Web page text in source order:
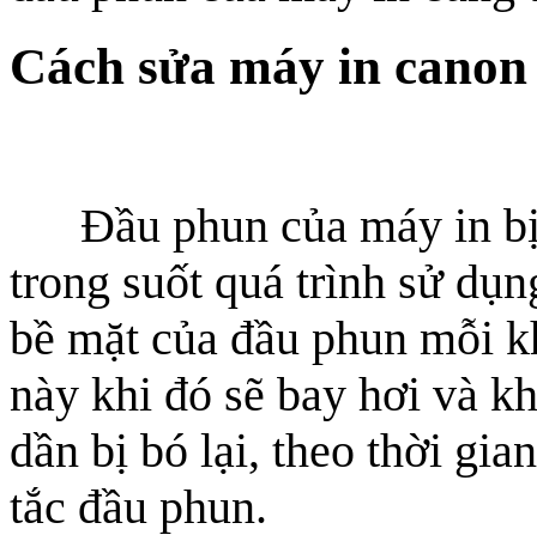
Cách sửa máy in
Đầu phun của máy in
trong suốt quá trình sử
bề mặt của đầu phun mỗi
này khi đó sẽ bay hơi và
dần bị bó lại, theo thời
tắc đầu phun.